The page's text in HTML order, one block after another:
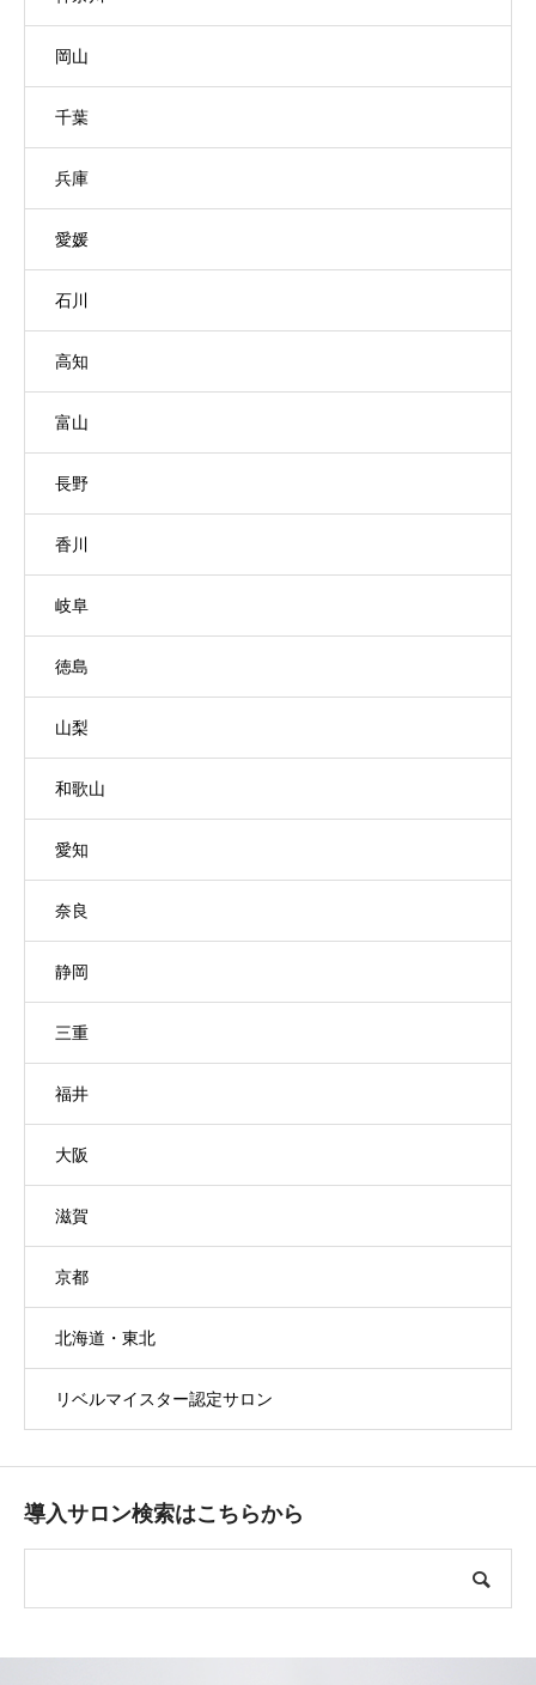
岡山
千葉
兵庫
愛媛
石川
高知
富山
長野
香川
岐阜
徳島
山梨
和歌山
愛知
奈良
静岡
三重
福井
大阪
滋賀
京都
北海道・東北
リベルマイスター認定サロン
導入サロン検索はこちらから